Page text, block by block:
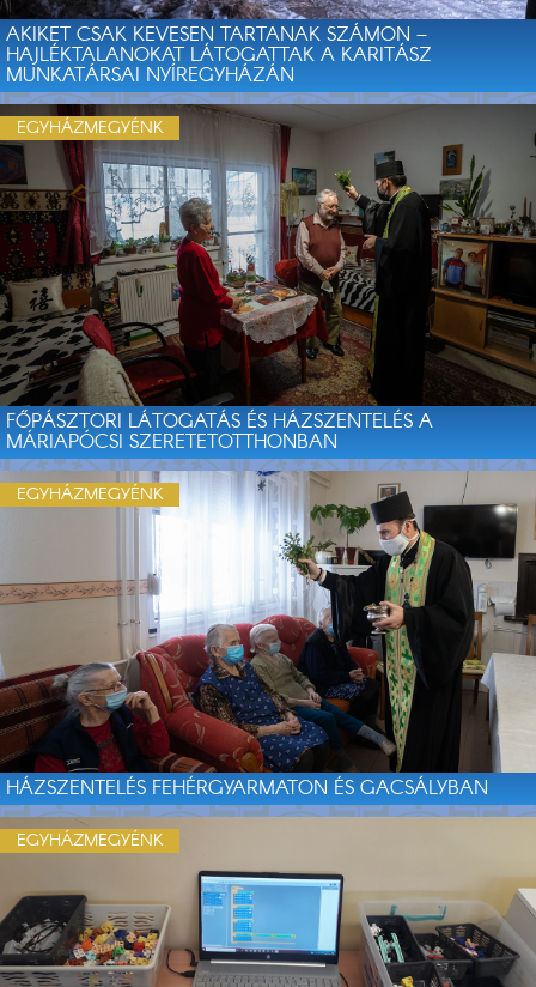
AKIKET CSAK KEVESEN TARTANAK SZÁMON –
HAJLÉKTALANOKAT LÁTOGATTAK A KARITÁSZ
MUNKATÁRSAI NYÍREGYHÁZÁN
FŐPÁSZTORI LÁTOGATÁS ÉS HÁZSZENTELÉS A
MÁRIAPÓCSI SZERETETOTTHONBAN
EGYHÁZMEGYÉNK
HÁZSZENTELÉS FEHÉRGYARMATON ÉS GACSÁLYBAN
EGYHÁZMEGYÉNK
EGYHÁZMEGYÉNK